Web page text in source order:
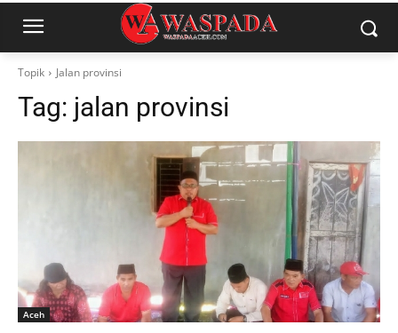
Topik Jalan provinsi
Tag: jalan provinsi
Aceh